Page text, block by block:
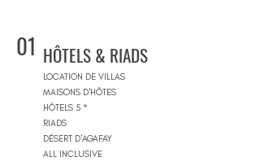
01 HÔTELS & RIADS
LOCATION DE VILLAS
MAISONS D'HÔTES
HÔTELS 5 *
RIADS
DÉSERT D'AGAFAY
ALL INCLUSIVE